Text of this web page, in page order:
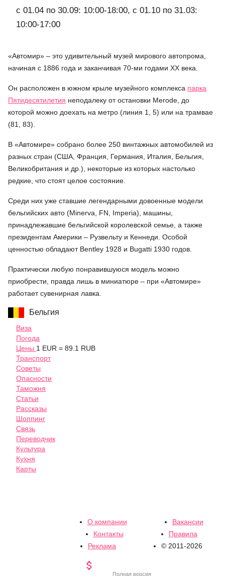
c 01.04 по 30.09: 10:00-18:00, с 01.10 по 31.03:
10:00-17:00
«Автомир» – это удивительный музей мирового автопрома,
начиная с 1886 года и заканчивая 70-ми годами XX века.
Он расположен в южном крыле музейного комплекса парка
Пятидесятилетия неподалеку от остановки Merode, до
которой можно доехать на метро (линия 1, 5) или на трамвае
(81, 83).
В «Автомире» собрано более 250 винтажных автомобилей из
разных стран (США, Франция, Германия, Италия, Бельгия,
Великобритания и др.), некоторые из которых настолько
редкие, что стоят целое состояние.
Среди них уже ставшие легендарными довоенные модели
бельгийских авто (Minerva, FN, Imperia), машины,
принадлежавшие бельгийской королевской семье, а также
президентам Америки – Рузвельту и Кеннеди. Особой
ценностью обладают Bentley 1928 и Bugatti 1930 годов.
Практически любую понравившуюся модель можно
приобрести, правда лишь в миниатюре – при «Автомире»
работает сувенирная лавка.
Бельгия
Виза
Погода
Цены 1 EUR = 89.1 RUB
Транспорт
Советы
Опасности
Таможня
Статьи
Рассказы
Шоппинг
Связь
Переводчик
Культура
Кухня
Карты
О компании
Вакансии
Контакты
Правила
Реклама
© 2011-2026

Полная версия